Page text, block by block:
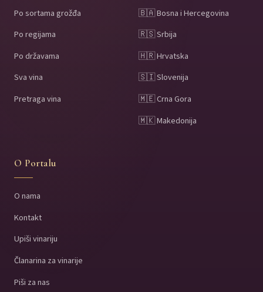
Po sortama grožđa
Po regijama
Po državama
Sva vina
Pretraga vina
🇧🇦 Bosna i Hercegovina
🇷🇸 Srbija
🇭🇷 Hrvatska
🇸🇮 Slovenija
🇲🇪 Crna Gora
🇲🇰 Makedonija
O Portalu
O nama
Kontakt
Upiši vinariju
Članarina za vinarije
Piši za nas